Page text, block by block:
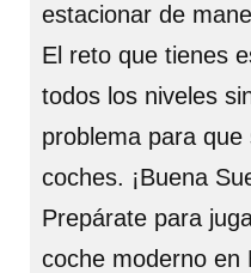
estacionar de
El reto que tienes
todos los niveles
problema para
coches. ¡Buena
Prepárate para
coche moderno en